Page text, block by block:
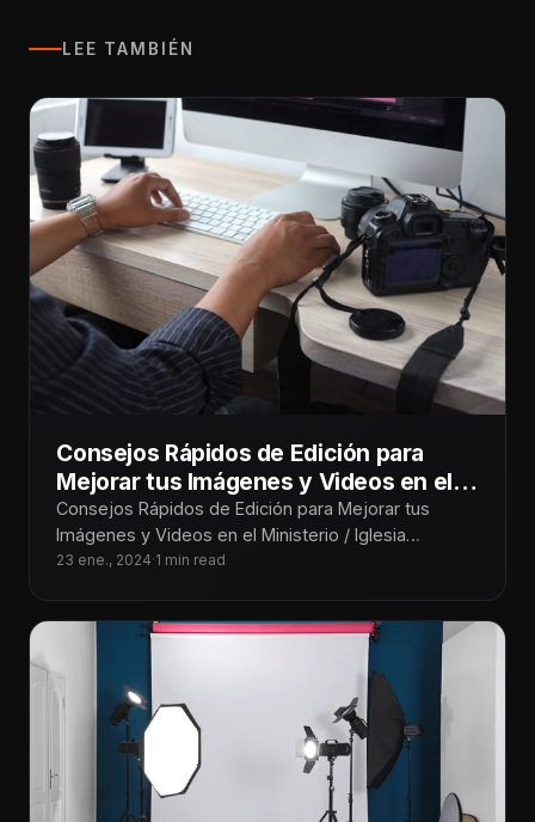
LEE TAMBIÉN
Consejos Rápidos de Edición para
Mejorar tus Imágenes y Videos en el
Ministerio / Iglesia
Consejos Rápidos de Edición para Mejorar tus
Imágenes y Videos en el Ministerio / Iglesia
¡Tecnoiglesiólogos! Sabemos lo importante que es
23 ene., 2024·1 min read